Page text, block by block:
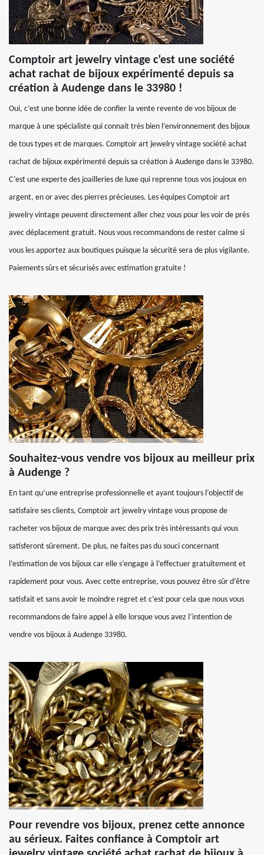
Comptoir art jewelry vintage c’est une société
achat rachat de bijoux expérimenté depuis sa
création à Audenge dans le 33980 !
Oui, c’est une bonne idée de confier la vente revente de vos bijoux de
marque à une spécialiste qui connait très bien l’environnement des bijoux
de tous types et de marques. Comptoir art jewelry vintage société achat
rachat de bijoux expérimenté depuis sa création à Audenge dans le 33980.
C’est une experte des joailleries de luxe qui reprenne tous vos joujoux en
argent, en or avec des pierres précieuses. Les équipes Comptoir art
jewelry vintage peuvent directement aller chez vous pour les voir de près
avec déplacement gratuit. Nous vous recommandons de rester calme si
vous les apportez aux boutiques puisque la sécurité sera de plus vigilante.
Paiements sûrs et sécurisés avec estimation gratuite !
Souhaitez-vous vendre vos bijoux au meilleur prix
à Audenge ?
En tant qu’une entreprise professionnelle et ayant toujours l’objectif de
satisfaire ses clients, Comptoir art jewelry vintage vous propose de
racheter vos bijoux de marque avec des prix très intéressants qui vous
satisferont sûrement. De plus, ne faites pas du souci concernant
l’estimation de vos bijoux car elle s’engage à l’effectuer gratuitement et
rapidement pour vous. Avec cette entreprise, vous pouvez être sûr d’être
satisfait et sans avoir le moindre regret et c’est pour cela que nous vous
recommandons de faire appel à elle lorsque vous avez l’intention de
vendre vos bijoux à Audenge 33980.
Pour revendre vos bijoux, prenez cette annonce
au sérieux. Faites confiance à Comptoir art